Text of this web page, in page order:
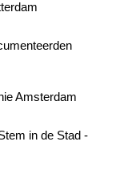
Amsterdam
in de Stad -